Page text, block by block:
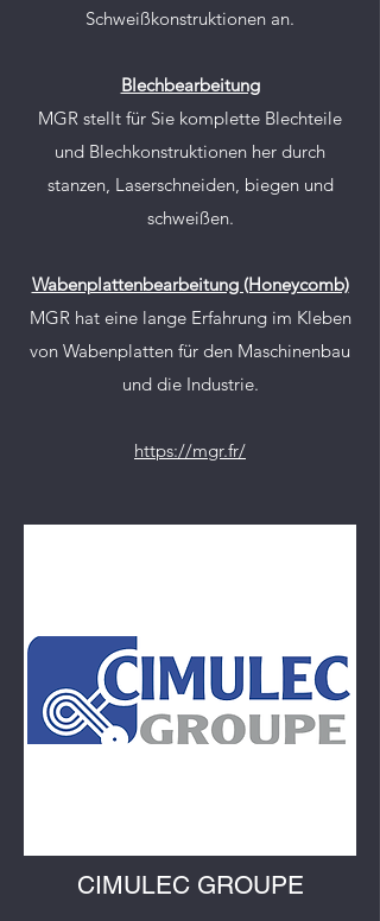
Schweißkonstruktionen an.
Blechbearbeitung
MGR stellt für Sie komplette Blechteile
und Blechkonstruktionen her durch
stanzen, Laserschneiden, biegen und
schweißen.
Wabenplattenbearbeitung (Honeycomb)
MGR hat eine lange Erfahrungim Kleben
von Wabenplatten für den Maschinenbau
und die Industrie.
https://mgr.fr/
CIMULEC GROUPE